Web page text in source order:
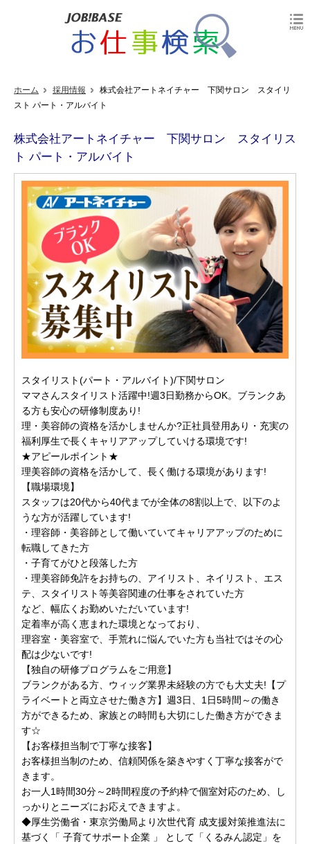
ホーム 採用情報
株式会社アートネイチャー 下関サロン スタイリ
スト パート・アルバイト
株式会社アートネイチャー 下関サロン スタイリス
ト パート・アルバイト
スタイリスト(パート・アルバイト)/下関サロン
ママさんスタイリスト活躍中!週3日勤務からOK。ブランクあ
る方も安心の研修制度あり!
理・美容師の資格を活かしませんか?正社員登用あり・充実の
福利厚生で長くキャリアアップしていける環境です!
★アピールポイント★
理美容師の資格を活かして、長く働ける環境があります!
【職場環境】
スタッフは20代から40代までが全体の8割以上で、以下のよ
うな方が活躍しています!
・理容師・美容師として働いていてキャリアアップのために
転職してきた方
・子育てがひと段落した方
・理美容師免許をお持ちの、アイリスト、ネイリスト、エス
テ、スタイリスト等美容関連の仕事をされていた方
など、幅広くお勤めいただいています!
定着率が高く恵まれた環境となっており、
理容室・美容室で、手荒れに悩んでいた方も当社ではその心
配は少ないです!
【独自の研修プログラムをご用意】
ブランクがある方、ウィッグ業界未経験の方でも大丈夫!【プ
ライベートと両立させた働き方】週3日、1日5時間～の働き
方ができるため、家族との時間も大切にした働き方ができま
す☆
【お客様担当制で丁寧な接客】
お客様担当制のため、信頼関係を築きやすく丁寧な接客がで
きます。
お一人1時間30分～2時間程度の予約枠で個室対応のため、し
っかりとニーズにお応えできますよ。
◆厚生労働省・東京労働局より次世代育 成支援対策推進法に
基づく「 子育てサポート企業 」 として「くるみん認定」を